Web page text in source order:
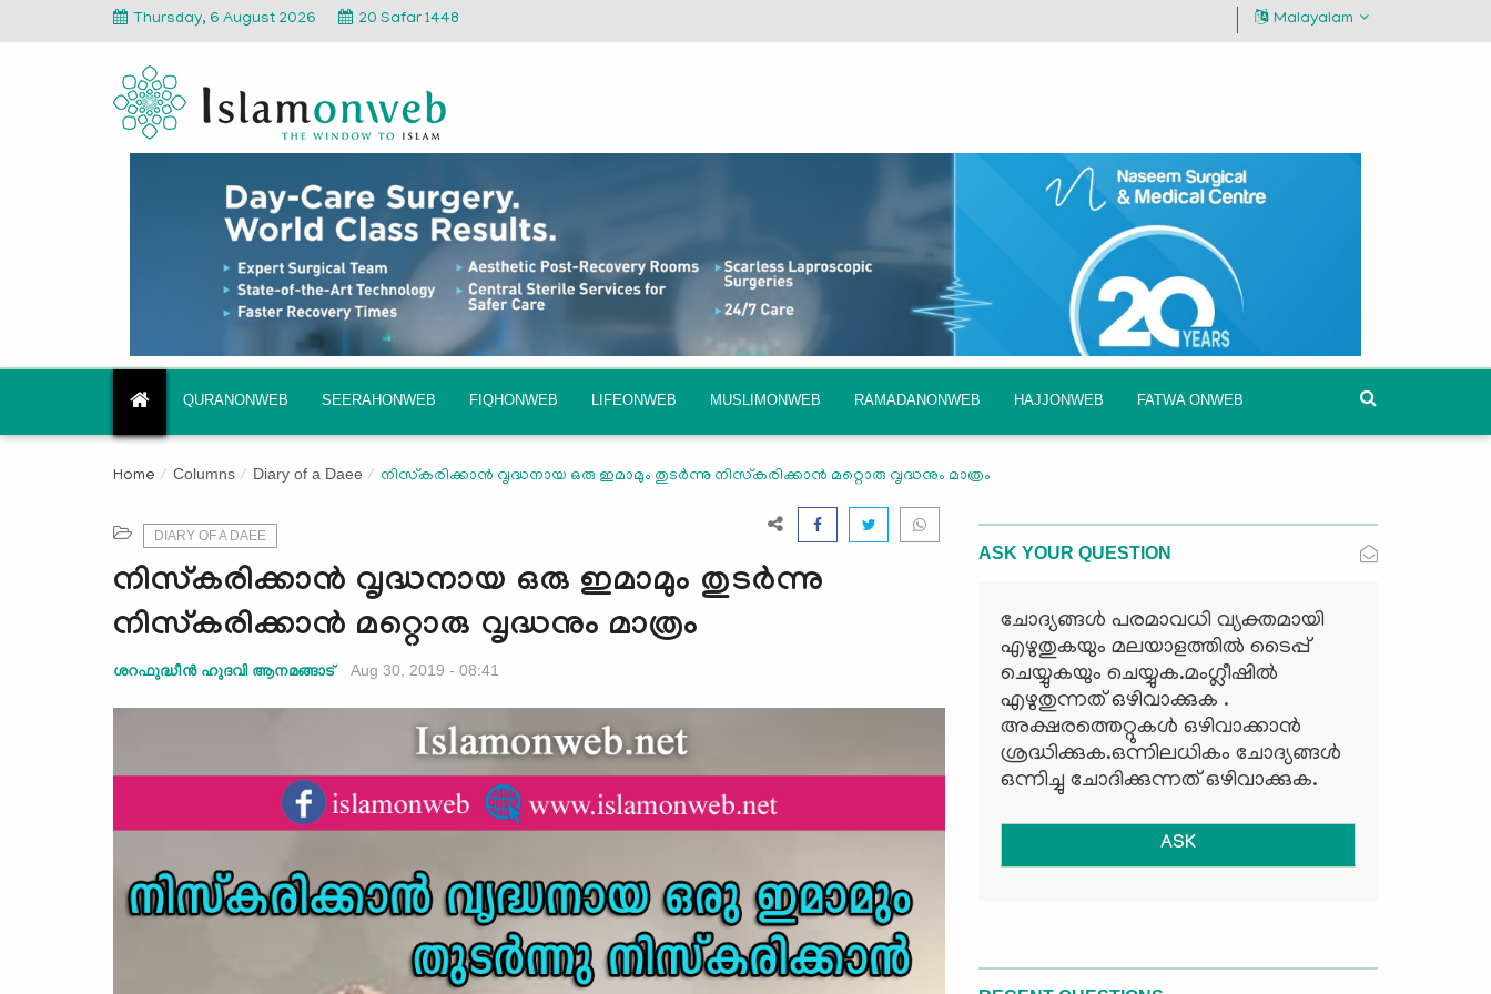
Thursday, 6 August 2026 20 Safar 1448 Malayalam
QURANONWEB SEERAHONWEB FIQHONWEB LIFEONWEB MUSLIMONWEB RAMADANONWEB HAJJONWEB FATWA ONWEB
Home Columns Diary of a Daee നിസ്‌കരിക്കാന്‍ വൃദ്ധനായ ഒരു ഇമാമും തുടര്‍ന്നു നിസ്‌കരിക്കാന്‍ മറ്റൊരു വൃദ്ധനും മാത്രം
DIARY OF A DAEE
നിസ്‌കരിക്കാന്‍ വൃദ്ധനായ ഒരു ഇമാമും തുടര്‍ന്നു
നിസ്‌കരിക്കാന്‍ മറ്റൊരു വൃദ്ധനും മാത്രം
ശറഫുദ്ധീന്‍ ഹുദവി ആനമങ്ങാട് Aug 30, 2019 - 08:41
ASK YOUR QUESTION
ചോദ്യങ്ങള്‍ പരമാവധി വ്യക്തമായി
എഴുതുകയും മലയാളത്തില്‍ ടൈപ്പ്
ചെയ്യുകയും ചെയ്യുക.മംഗ്ലീഷില്‍
എഴുതുന്നത് ഒഴിവാക്കുക .
അക്ഷരത്തെറ്റുകള്‍ ഒഴിവാക്കാന്‍
ശ്രദ്ധിക്കുക.ഒന്നിലധികം ചോദ്യങ്ങള്‍
ഒന്നിച്ചു ചോദിക്കുന്നത് ഒഴിവാക്കുക.
ASK